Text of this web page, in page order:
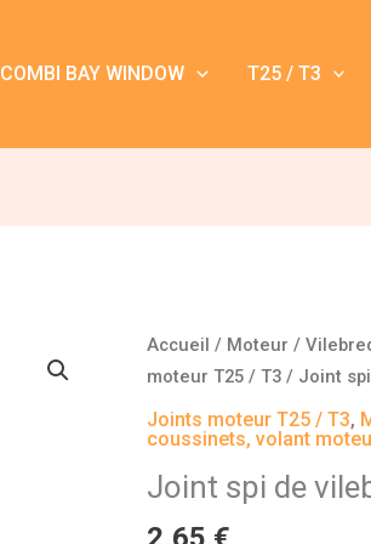
COMBI BAY WINDOW T25 / T3
Accueil / Moteur /
moteur T25 / T3 / Joint
Joints moteur T25 / T3,
coussinets, volant
Joint spi de
quantité
de
Joint
spi
de
vilebrequin
T25/T3